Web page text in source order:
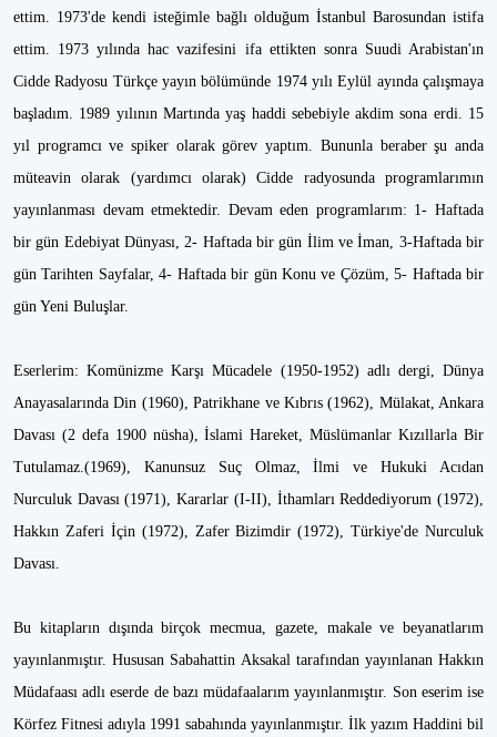
ettim. 1973'de kendi isteğimle bağlı olduğum İstanbul Barosundan istifa
ettim. 1973 yılında hac vazifesini ifa ettikten sonra Suudi Arabistan'ın
Cidde Radyosu Türkçe yayın bölümünde 1974 yılı Eylül ayında çalışmaya
başladım. 1989 yılının Martında yaş haddi sebebiyle akdim sona erdi. 15
yıl programcı ve spiker olarak görev yaptım. Bununla beraber şu anda
müteavin olarak (yardımcı olarak) Cidde radyosunda programlarımın
yayınlanması devam etmektedir. Devam eden programlarım: 1- Haftada
bir gün Edebiyat Dünyası, 2- Haftada bir gün İlim ve İman, 3-Haftada bir
gün Tarihten Sayfalar, 4- Haftada bir gün Konu ve Çözüm, 5- Haftada bir
gün Yeni Buluşlar.
Eserlerim: Komünizme Karşı Mücadele (1950-1952) adlı dergi, Dünya
Anayasalarında Din (1960), Patrikhane ve Kıbrıs (1962), Mülakat, Ankara
Davası (2 defa 1900 nüsha), İslami Hareket, Müslümanlar Kızıllarla Bir
Tutulamaz.(1969), Kanunsuz Suç Olmaz, İlmi ve Hukuki Acıdan
Nurculuk Davası (1971), Kararlar (I-II), İthamları Reddediyorum (1972),
Hakkın Zaferi İçin (1972), Zafer Bizimdir (1972), Türkiye'de Nurculuk
Davası.
Bu kitapların dışında birçok mecmua, gazete, makale ve beyanatlarım
yayınlanmıştır. Hususan Sabahattin Aksakal tarafından yayınlanan Hakkın
Müdafaası adlı eserde de bazı müdafaalarım yayınlanmıştır. Son eserim ise
Körfez Fitnesi adıyla 1991 sabahında yayınlanmıştır. İlk yazım Haddini bil